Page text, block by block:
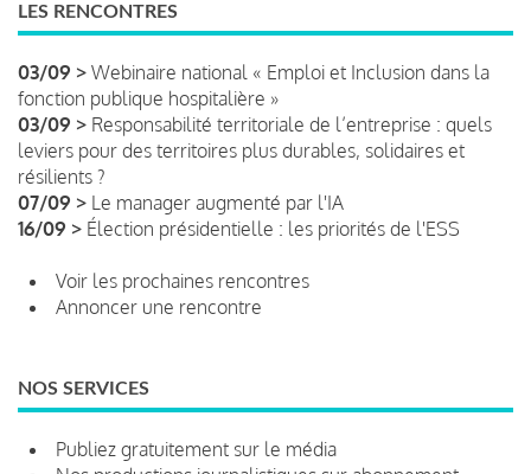
LES RENCONTRES
03/09 > Webinaire national « Emploi et Inclusion dans la
fonction publique hospitalière »
03/09 > Responsabilité territoriale de l’entreprise : quels
leviers pour des territoires plus durables, solidaires et
résilients ?
07/09 > Le manager augmenté par l'IA
16/09 > Élection présidentielle : les priorités de l'ESS
Voir les prochaines rencontres
Annoncer une rencontre
NOS SERVICES
Publiez gratuitement sur le média